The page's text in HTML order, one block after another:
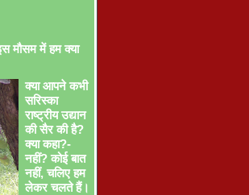
मौसम में हम क्या
क्या आपने कभी
सरिस्का
राष्ट्रीय उद्यान
की सैर की है?
क्या कहा?-
नहीं? कोई बात
नहीं, चलिए हम
लेकर चलते हैं।